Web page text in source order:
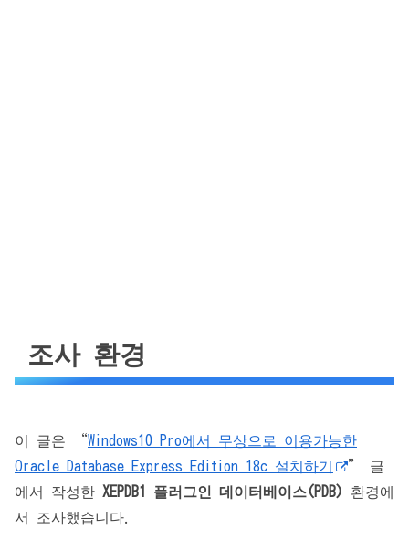
조사 환경
이 글은 “Windows10 Pro에서 무상으로 이용가능한
Oracle Database Express Edition 18c 설치하기
” 글
에서 작성한 XEPDB1 플러그인 데이터베이스(PDB) 환경에
서 조사했습니다.